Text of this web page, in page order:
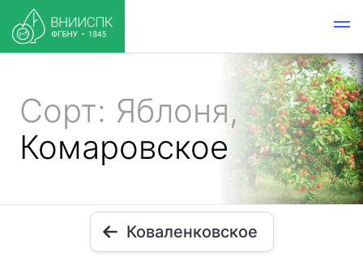
Сорт: Яблоня,
Комаровское
Коваленковское